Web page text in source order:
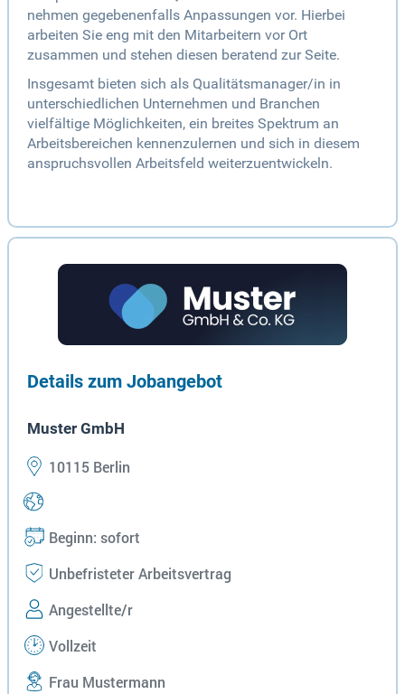
nehmen gegebenenfalls Anpassungen vor. Hierbei
arbeiten Sie eng mit den Mitarbeitern vor Ort
zusammen und stehen diesen beratend zur Seite.
Insgesamt bieten sich als Qualitätsmanager/in in
unterschiedlichen Unternehmen und Branchen
vielfältige Möglichkeiten, ein breites Spektrum an
Arbeitsbereichen kennenzulernen und sich in diesem
anspruchsvollen Arbeitsfeld weiterzuentwickeln.
Details zum Jobangebot
Muster GmbH
10115 Berlin
Beginn: sofort
Unbefristeter Arbeitsvertrag
Angestellte/r
Vollzeit
Frau Mustermann